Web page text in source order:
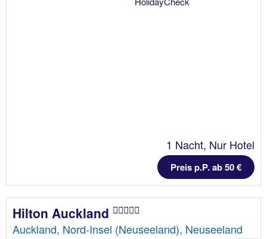
1 Nacht, Nur Hotel
Preis p.P. ab 50 €
Hilton Auckland
Auckland, Nord-Insel (Neuseeland), Neuseeland